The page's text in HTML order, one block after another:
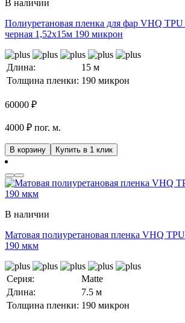
В наличии
Полиуретановая пленка для фар VHQ
черная 1,52х15м 190 микрон
Длина:
15 м
Толщина пленки: 190 микрон
60000 ₽
4000 ₽ пог. м.
В корзину Купить в 1 клик
В наличии
Матовая полиуретановая пленка VHQ
190 мкм
Серия:
Matte
Длина:
7.5 м
Толщина пленки: 190 микрон